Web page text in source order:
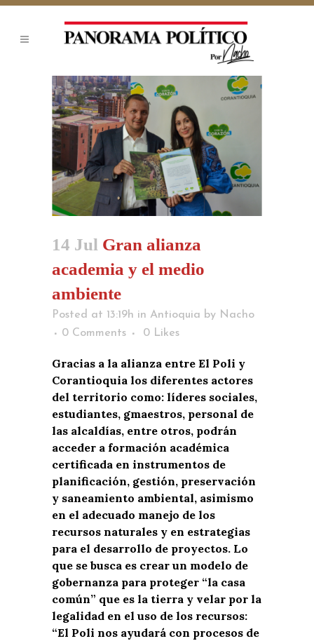
14 Jul Gran alianza
academia y el medio
ambiente
Posted at 13:19h in Antioquia by Nacho
0 Comments
0 Likes
Gracias a la alianza entre El Poli y
Corantioquia los diferentes actores
del territorio como: líderes sociales,
estudiantes, gmaestros, personal de
las alcaldías, entre otros, podrán
acceder a formación académica
certificada en instrumentos de
planificación, gestión, preservación
y saneamiento ambiental, asimismo
en el adecuado manejo de los
recursos naturales y en estrategias
para el desarrollo de proyectos. Lo
que se busca es crear un modelo de
gobernanza para proteger “la casa
común” que es la tierra y velar por la
legalidad en el uso de los recursos:
“El Poli nos ayudará con procesos de